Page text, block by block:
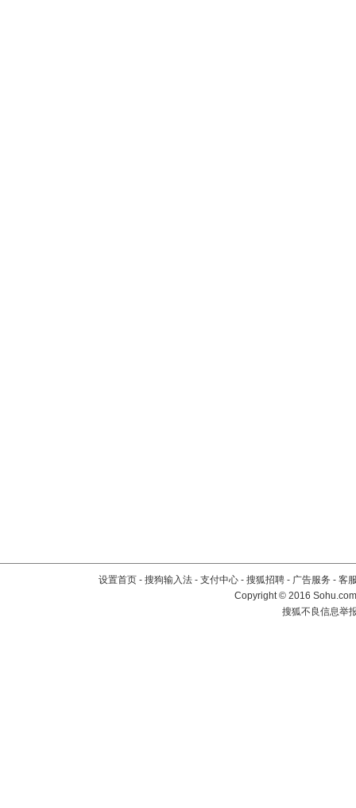
设置首页 - 搜狗输入法 - 支付中心 - 搜狐招聘 - 广告服务 - 客
Copyright©2016
搜狐不良信息举